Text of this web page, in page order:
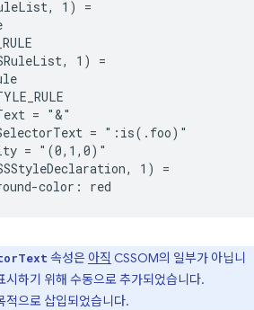
1) =
1) =
= "&"
= ":is(.foo)"
= "(0,1,0)"
1) =
속성은 아직 CSSOM의 일부가 아닙니
시하기 위해 수동으로 추가되었습니다.
적으로 삽입되었습니다.